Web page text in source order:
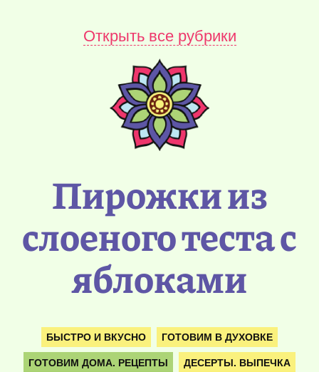
Открыть все рубрики
Пирожки из
слоеного теста с
яблоками
БЫСТРО И ВКУСНО ГОТОВИМ В ДУХОВКЕ
ГОТОВИМ ДОМА. РЕЦЕПТЫ ДЕСЕРТЫ. ВЫПЕЧКА